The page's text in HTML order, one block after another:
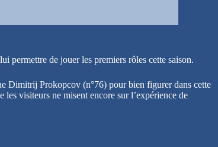
permettre de jouer les premiers rôles cette saison.
Dimitrij Prokopcov (n°76) pour bien figurer dans cette
visiteurs ne misent encore sur l’expérience de